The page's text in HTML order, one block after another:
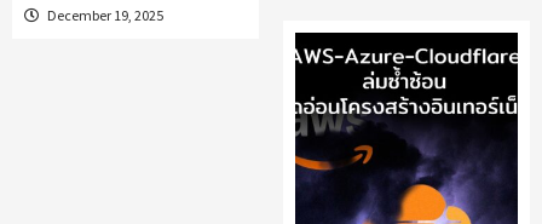
December 19, 2025